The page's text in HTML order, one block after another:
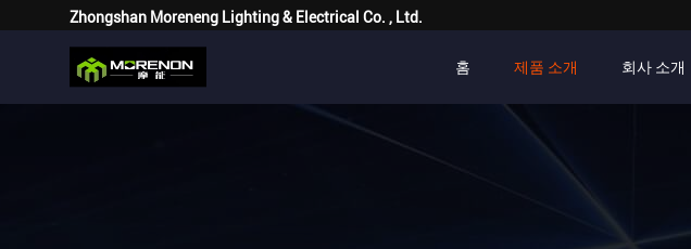
Zhongshan Moreneng Lighting & Electrical Co. , Ltd.
홈 제품 소개 회사 소개